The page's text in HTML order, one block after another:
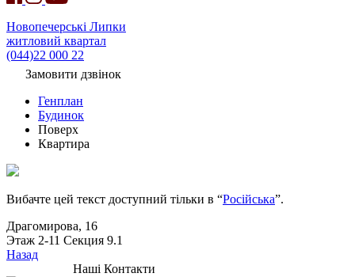
Новопечерські Липки
житловий квартал
(044)22 000 22
Замовити дзвінок
Генплан
Будинок
Поверх
Квартира
Вибачте цей текст доступний тільки в “Російська”.
Драгомирова, 16
Этаж 2-11 Секция 9.1
Назад
Наші Контакти